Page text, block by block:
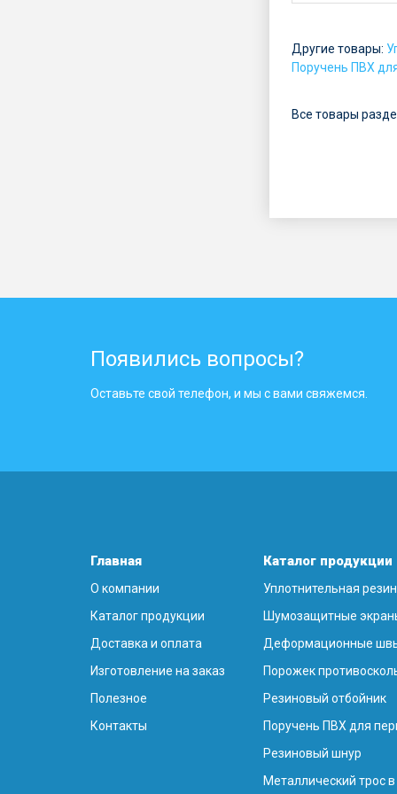
о
т
р
Другие товары:
Поручень ПВХ
Все товары
Появились вопросы?
Оставьте свой телефон, и мы с вами свяжемся.
Главная
О компании
Каталог продукции
Доставка и оплата
Изготовление на заказ
Полезное
Контакты
Каталог продукции
Уплотнительная
Шумозащитные
Деформационные
Порожек
Резиновый отбойник
Поручень ПВХ для
Резиновый шнур
Металлический трос